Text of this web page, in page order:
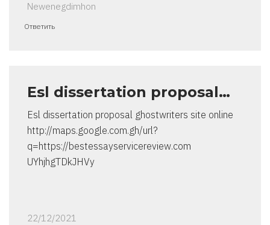
Newenegdimhon
Ответить
Esl dissertation proposal…
Esl dissertation proposal ghostwriters site online
http://maps.google.com.gh/url?
q=https://bestessayservicereview.com
UYhjhgTDkJHVy
22/12/2021